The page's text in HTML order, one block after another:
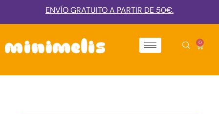
ENVÍO GRATUITO A PARTIR DE 50€.
0